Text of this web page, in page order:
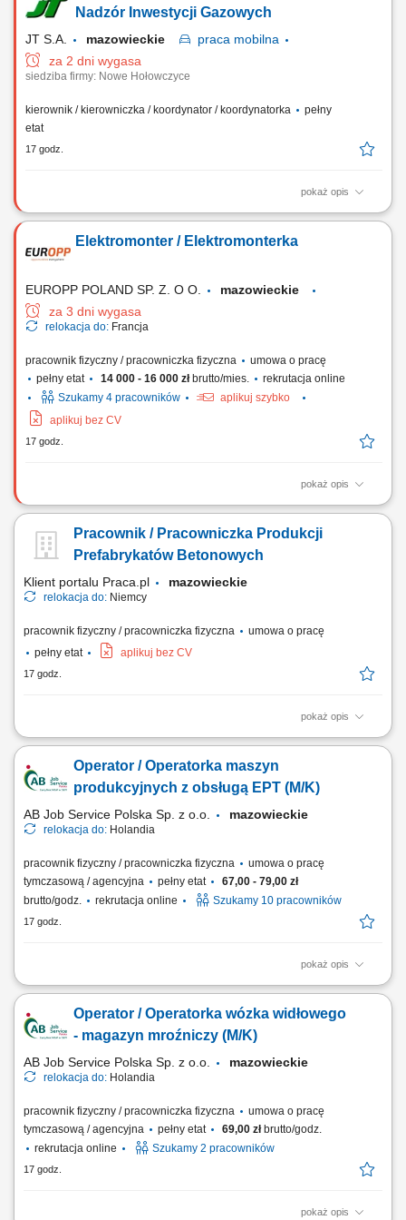
doskonałego smaku potraw. Koordynowanie codziennych procesów na
Nadzór Inwestycji Gazowych
JT S.A. mazowieckie praca mobilna
za 2 dni wygasa
siedziba firmy: Nowe Hołowczyce
kierownik / kierowniczka / koordynator / koordynatorka
pełny
etat
17 godz.
pokaż opis
Miejsce pracy: budowy na terenie całego kraju Opis stanowiska
gazociągi wysokiego ciśnienia oraz stacje i tłocznie gazowe, Bieżący
nadzór nad pracami budowlanymi i dokumentacją kontraktową,
Elektromonter / Elektromonterka
EUROPP POLAND SP. Z. O O.
mazowieckie
za 3 dni wygasa
relokacja do: Francja
pracownik fizyczny / pracowniczka fizyczna
umowa o pracę
pełny etat
14 000 - 16 000 złbrutto/mies.
rekrutacja online
Szukamy 4 pracowników
aplikuj szybko
aplikuj bez CV
17 godz.
pokaż opis
Zadania Przygotowanie oraz montaż wiązek kablowych w wagonach i
podstawie dostarczonych planów i rysunków technicznych; Realizacja
zadań montażowych zgodnie z instrukcjami i wytycznymi przełożonych;
Pracownik / Pracowniczka Produkcji
Prefabrykatów Betonowych
Klient portalu Praca.pl mazowieckie
relokacja do: Niemcy
pracownik fizyczny / pracowniczka fizyczna
umowa o pracę
pełny etat
aplikuj bez CV
17 godz.
pokaż opis
Udział w produkcji prefabrykatów betonowych. Obsługa maszyn i
betonowaniem, zbrojeniem i przygotowaniem szalunków. Kontrola
jakości wykonywanych elementów. Przestrzeganie zasad
Operator / Operatorka maszyn
produkcyjnych z obsługą EPT (M/K)
AB Job Service Polska Sp. z o.o. mazowieckie
relokacja do: Holandia
pracownik fizyczny / pracowniczka fizyczna
umowa o pracę
tymczasową / agencyjna
pełny etat
67,00 - 79,00 zł
brutto/godz.
rekrutacja online Szukamy 10 pracowników
17 godz.
pokaż opis
Nowoczesna holenderska firma z branży spożywczej, specjalizująca się
świeże i mrożone wyroby drobiowe dla klientów B2B w całej Europie,
dostosowując produkty do indywidualnych zamówień. Zakres
Operator / Operatorka wózka widłowego
- magazyn mroźniczy (M/K)
AB Job Service Polska Sp. z o.o. mazowieckie
relokacja do: Holandia
pracownik fizyczny / pracowniczka fizyczna
umowa o pracę
tymczasową / agencyjna
pełny etat 69,00 złbrutto/godz.
rekrutacja online
Szukamy 2 pracowników
17 godz.
pokaż opis